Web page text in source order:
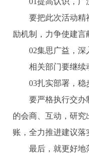
要把此次活动精
励机制，力争使建
02集思广益，
相关部门要继续
03扎实部署，
要严格执行交办
的会商、互动，研究
账，全力推进建议落
最后，就更好地